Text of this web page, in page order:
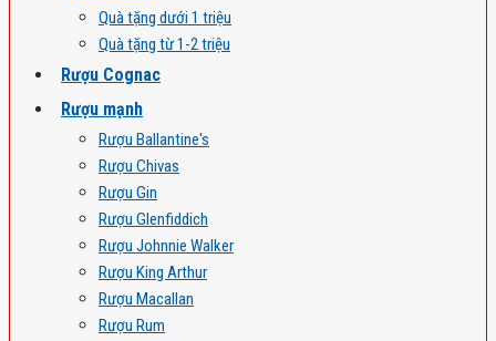
Quà tặng dưới 1 triệu
Quà tặng từ 1-2 triệu
Rượu Cognac
Rượu mạnh
Rượu Ballantine's
Rượu Chivas
Rượu Gin
Rượu Glenfiddich
Rượu Johnnie Walker
Rượu King Arthur
Rượu Macallan
Rượu Rum